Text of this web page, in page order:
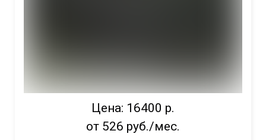
Цена: 16400 р.
от 526 руб./мес.